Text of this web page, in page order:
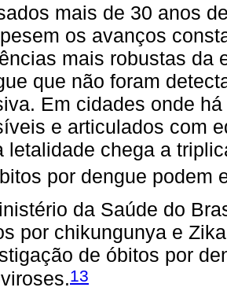
mais de 30 anos
os avanços
mais robustas da
que não foram
Em cidades onde
e articulados com
letalidade chega a
por dengue podem
da Saúde do
por chikungunya e
de óbitos por
13